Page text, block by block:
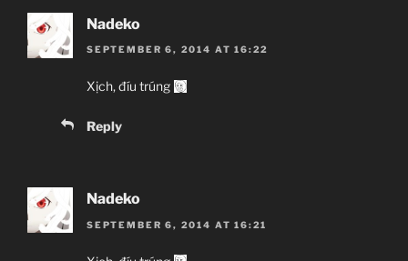
Nadeko
SEPTEMBER 6, 2014 AT 16:22
Xịch, đíu trúng
Reply
Nadeko
SEPTEMBER 6, 2014 AT 16:21